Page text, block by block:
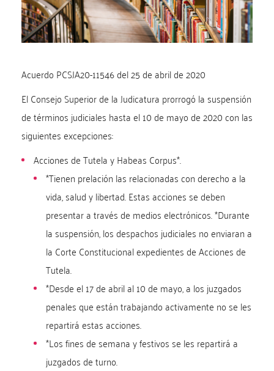
Acuerdo PCSJA20-11546 del 25 de abril de 2020
El Consejo Superior de la Judicatura prorrogó la suspensión
de términos judiciales hasta el 10 de mayo de 2020 con las
siguientes excepciones:
Acciones de Tutela y Habeas Corpus*.
*Tienen prelación las relacionadas con derecho a la
vida, salud y libertad. Estas acciones se deben
presentar a través de medios electrónicos. *Durante
la suspensión, los despachos judiciales no enviaran a
la Corte Constitucional expedientes de Acciones de
Tutela.
*Desde el 17 de abril al 10 de mayo, a los juzgados
penales que están trabajando activamente no se les
repartirá estas acciones.
*Los fines de semana y festivos se les repartirá a
juzgados de turno.